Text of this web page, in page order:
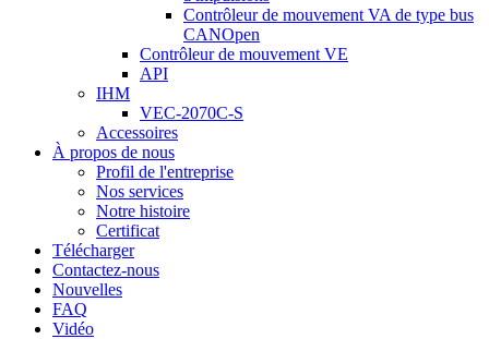
Contrôleur de mouvement VA de type bus
CANOpen
Contrôleur de mouvement VE
API
IHM
VEC-2070C-S
Accessoires
À propos de nous
Profil de l'entreprise
Nos services
Notre histoire
Certificat
Télécharger
Contactez-nous
Nouvelles
FAQ
Vidéo